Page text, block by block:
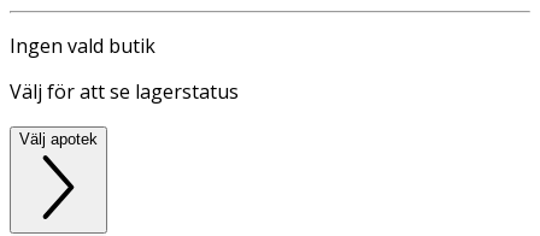
Ingen vald butik
Välj för att se lagerstatus
Välj apotek